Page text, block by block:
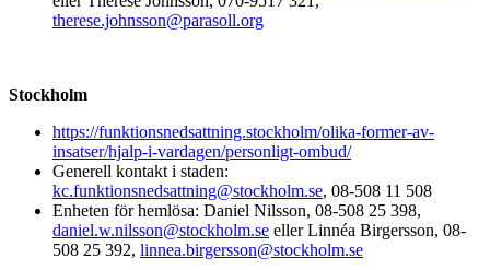
therese.johnsson@parasoll.org
Stockholm
https://funktionsnedsattning.stockholm/olika-former-av-
insatser/hjalp-i-vardagen/personligt-ombud/
Generell kontakt i staden:
kc.funktionsnedsattning@stockholm.se, 08-508 11 508
Enheten för hemlösa: Daniel Nilsson, 08-508 25 398,
daniel.w.nilsson@stockholm.se eller Linnéa Birgersson, 08-
508 25 392, linnea.birgersson@stockholm.se